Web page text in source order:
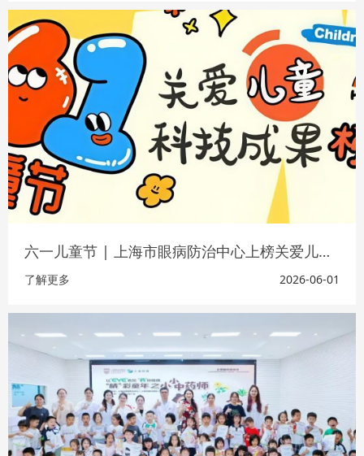
六一儿童节 | 上海市眼病防治中心上榜关爱儿童科技成果“花名册”！
了解更多 2026-06-01